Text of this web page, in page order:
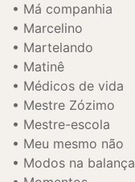
Má companhia
Marcelino
Martelando
Matinê
Médicos de vida
Mestre Zózimo
Mestre-escola
Meu mesmo não
Modos na balança